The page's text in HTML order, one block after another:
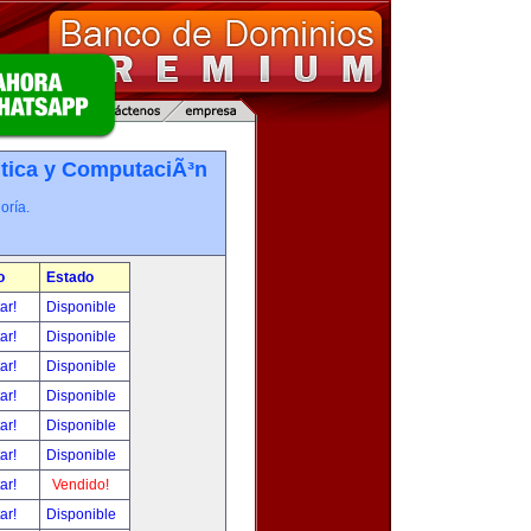
y ComputaciÃ³n
Estado
Disponible
Disponible
Disponible
Disponible
Disponible
Disponible
Vendido!
Disponible